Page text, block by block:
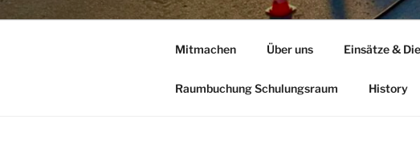
Mitmachen Über uns Einsätze &
Raumbuchung Schulungsraum History